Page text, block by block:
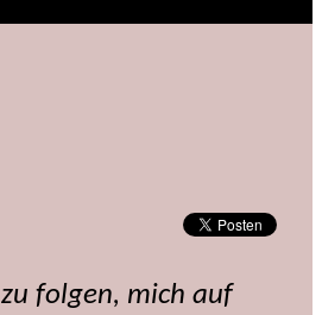
folgen, mich auf